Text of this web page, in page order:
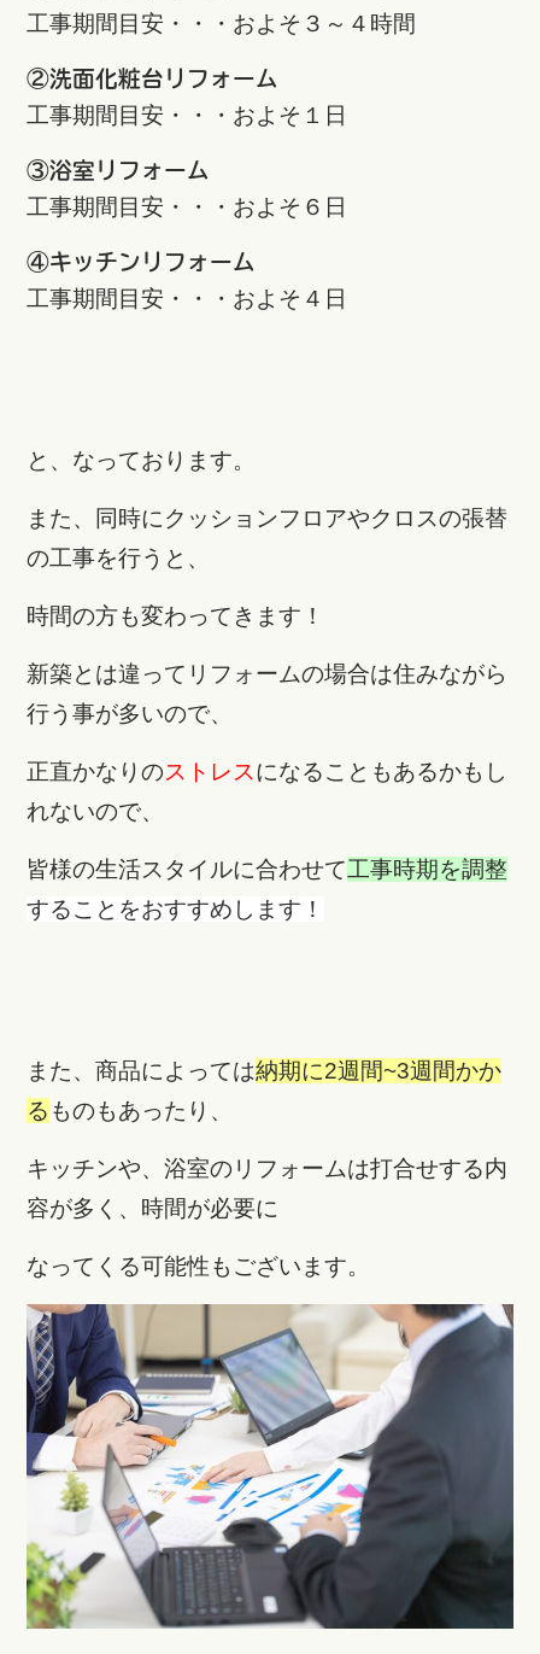
工事期間目安・・・およそ３～４時間
②洗面化粧台リフォーム
工事期間目安・・・およそ１日
③浴室リフォーム
工事期間目安・・・およそ６日
④キッチンリフォーム
工事期間目安・・・およそ４日
と、なっております。
また、同時にクッションフロアやクロスの張替
の工事を行うと、
時間の方も変わってきます！
新築とは違ってリフォームの場合は住みながら
行う事が多いので、
正直かなりのストレスになることもあるかもし
れないので、
皆様の生活スタイルに合わせて工事時期を調整
することをおすすめします！
また、商品によっては納期に2週間~3週間かか
る ものもあったり、
キッチンや、浴室のリフォームは打合せする内
容が多く、時間が必要に
なってくる可能性もございます。